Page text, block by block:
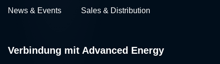
News & Events Sales & Distribution
Verbindung mit Advanced Energy